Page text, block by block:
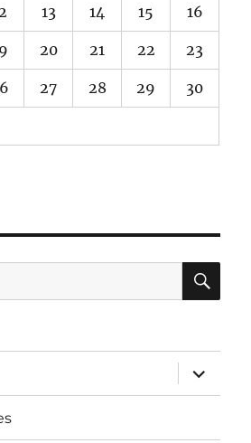
13 14 15 16
20 21 22 23
27 28 29 30
ouvrir
le
sous-